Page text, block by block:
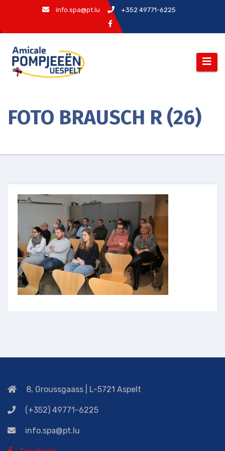
springen
info.spa@pt.lu +352 49771-6225
FOTO BRAUSCH R (26)
8, Groussgaass | L-5721 Aspelt
(+352) 49771-6225
info.spa@pt.lu